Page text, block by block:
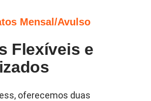
Mensal/Avulso
Flexíveis e
oferecemos duas